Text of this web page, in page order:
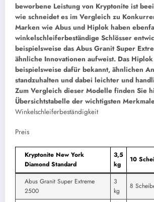
beworbene Leistung von Kryptonite ist
wie schneidet es im Vergleich zu
Marken wie Abus und Hiplok haben
winkelschleiferbeständige Schlösser
beispielsweise das Abus Granit Super
ähnliche Innovationen aufweist. Das
beispielsweise dafür bekannt, ähnlichen
standzuhalten und dabei leichter und
Zum Vergleich dieser Modelle finden Sie
Übersichtstabelle der wichtigsten
Winkelschleiferbeständigkeit
Preis
Kryptonite New York
Diamond Standard
3,5
kg
10
Abus Granit Super Extreme
2500
3
kg
8